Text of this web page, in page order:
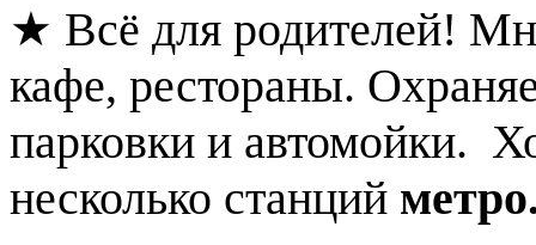
★ Всё для родителей!
кафе, рестораны.
парковки и автомойки.
несколько станций